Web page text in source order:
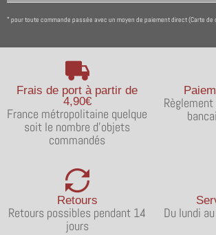
* pour toute commande passée avec un moyen de paiement direct (Carte de
Frais de port à partir de
4,90€
France métropolitaine quelque
soit le nombre d'objets
commandés
Retours
Retours possibles pendant 14
jours
Du lundi